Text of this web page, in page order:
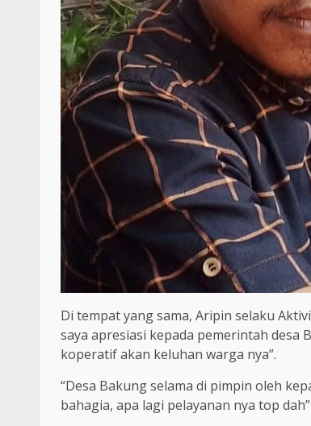
Di tempat yang sama, Aripin selaku
saya apresiasi kepada pemerintah desa
koperatif akan keluhan warga nya”.
“Desa Bakung selama di pimpin oleh
bahagia, apa lagi pelayanan nya top dah”